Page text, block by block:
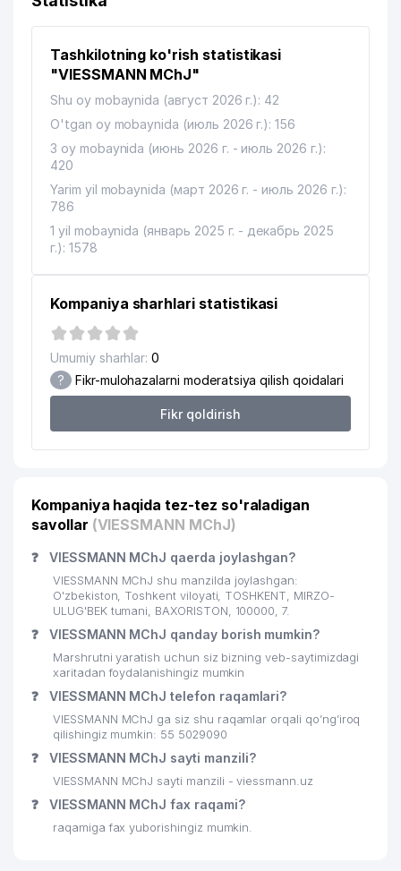
12 LIDER TEAM MChJ
13 O'ZBEKEKSPERTIZA AJ
14
MIRZAKALON ISMOILIY MAHALLA
QO'MITASI
884 м
15
KAPITALBANK ATB MIRZO-ULUGBEK
FILIALI ATB
958 м
16 GREEN APPLE WORKING MChJ
TOSHKENT VILOYATI DAVLAT
BOJXONA BOSHQARMASI
Tashkilotning ko'rish statistikasi
"VIESSMANN MChJ"
Shu oy mobaynida (август 2026 г.): 42
O'tgan oy mobaynida (июль 2026 г.): 156
3 oy mobaynida (июнь 2026 г. - июль 2026 г.):
420
Yarim yil mobaynida (март 2026 г. - июль 2026 г.):
786
1 yil mobaynida (январь 2025 г. - декабрь 2025
г.): 1578
Kompaniya sharhlari statistikasi
Umumiy sharhlar: 0
? Fikr-mulohazalarni moderatsiya qilish qoidalari
Fikr qoldirish
Kompaniya haqida tez-tez so'raladigan
savollar (VIESSMANN MChJ)
❓ VIESSMANN MChJ qaerda joylashgan?
VIESSMANN MChJ shu manzilda joylashgan:
O'zbekiston, Toshkent viloyati, TOSHKENT, MIRZO-
ULUG'BEK tumani, BAXORISTON, 100000, 7.
❓ VIESSMANN MChJ qanday borish mumkin?
Marshrutni yaratish uchun siz bizning veb-saytimizdagi
xaritadan foydalanishingiz mumkin
❓ VIESSMANN MChJ telefon raqamlari?
VIESSMANN MChJ ga siz shu raqamlar orqali qo’ng’iroq
qilishingiz mumkin: 55 5029090
❓ VIESSMANN MChJ sayti manzili?
VIESSMANN MChJ sayti manzili - viessmann.uz
❓ VIESSMANN MChJ fax raqami?
raqamiga fax yuborishingiz mumkin.